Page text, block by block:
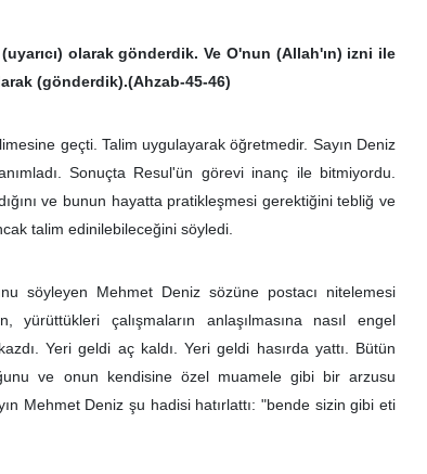
olarak gönderdik. Ve O'nun (Allah'ın) izni ile
(gönderdik).(Ahzab-45-46)
geçti. Talim uygulayarak öğretmedir. Sayın Deniz
Sonuçta Resul'ün görevi inanç ile bitmiyordu.
ve bunun hayatta pratikleşmesi gerektiğini tebliğ ve
talim edinilebileceğini söyledi.
söyleyen Mehmet Deniz sözüne postacı nitelemesi
yürüttükleri çalışmaların anlaşılmasına nasıl engel
Yeri geldi aç kaldı. Yeri geldi hasırda yattı. Bütün
ve onun kendisine özel muamele gibi bir arzusu
Mehmet Deniz şu hadisi hatırlattı: "bende sizin gibi eti